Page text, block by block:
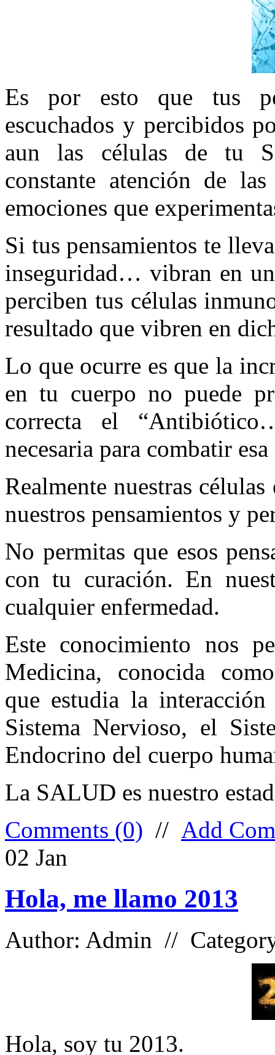
Es por esto que tus
escuchados y percibidos
aun las células de tu
constante atención de
emociones que
Si tus pensamientos te
inseguridad… vibran en
perciben tus células
resultado que vibren en
Lo que ocurre es que la
en tu cuerpo no puede
correcta el
necesaria para combatir
Realmente nuestras
nuestros pensamientos y
No permitas que esos
con tu curación. En
cualquier enfermedad.
Este conocimiento nos
Medicina, conocida
que estudia la
Sistema Nervioso, el
Endocrino del cuerpo
La SALUD es nuestro
Comments (0) // Add
02 Jan
Hola, me llamo 2013
Author: Admin //
Hola, soy tu 2013.